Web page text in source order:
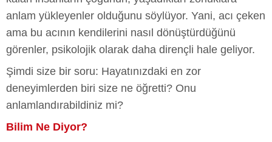
anlam yükleyenler olduğunu söylüyor. Yani, acı çeken
ama bu acının kendilerini nasıl dönüştürdüğünü
görenler, psikolojik olarak daha dirençli hale geliyor.
Şimdi size bir soru: Hayatınızdaki en zor
deneyimlerden biri size ne öğretti? Onu
anlamlandırabildiniz mi?
Bilim Ne Diyor?